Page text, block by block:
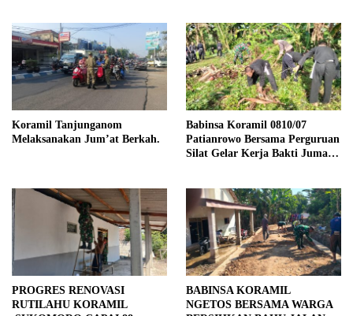
Koramil Tanjunganom
Melaksanakan Jum’at Berkah.
Babinsa Koramil 0810/07
Patianrowo Bersama Perguruan
Silat Gelar Kerja Bakti Jumat
PROGRES RENOVASI
RUTILAHU KORAMIL
BABINSA KORAMIL
NGETOS BERSAMA WARGA